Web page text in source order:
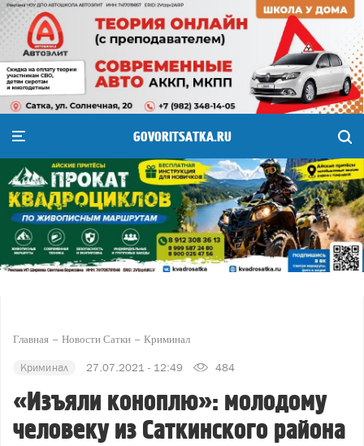
GOVORITSATKA.RU
Главная Новости Сатки Криминал
Криминал 27.07.2021 - 12:49 484
«Изъяли коноплю»: молодому
человеку из Саткинского района